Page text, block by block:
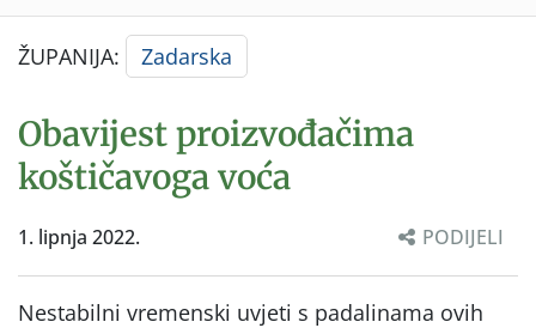
ŽUPANIJA: Zadarska
Obavijest proizvođačima
koštičavoga voća
1. lipnja 2022. PODIJELI
Nestabilni vremenski uvjeti s padalinama ovih